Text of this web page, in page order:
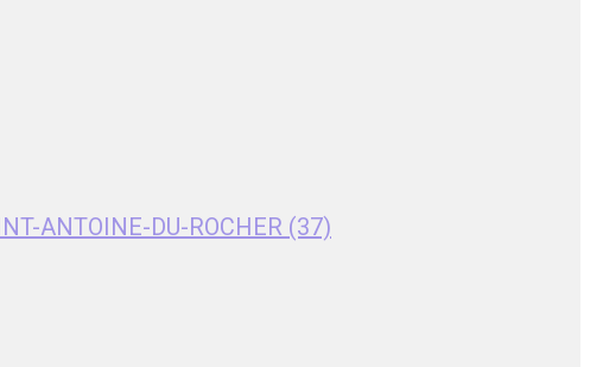
ANTOINE-DU-ROCHER (37)